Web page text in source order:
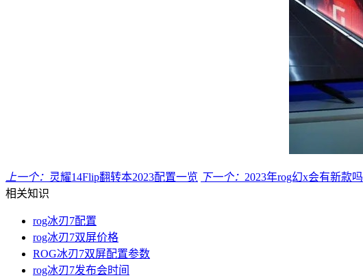
上一个： 灵耀14Flip翻转本2023配置一览 下一个： 2023年rog幻x会有新款吗
相关知识
rog冰刃7配置
rog冰刃7双屏价格
ROG冰刃7双屏配置参数
rog冰刃7发布会时间